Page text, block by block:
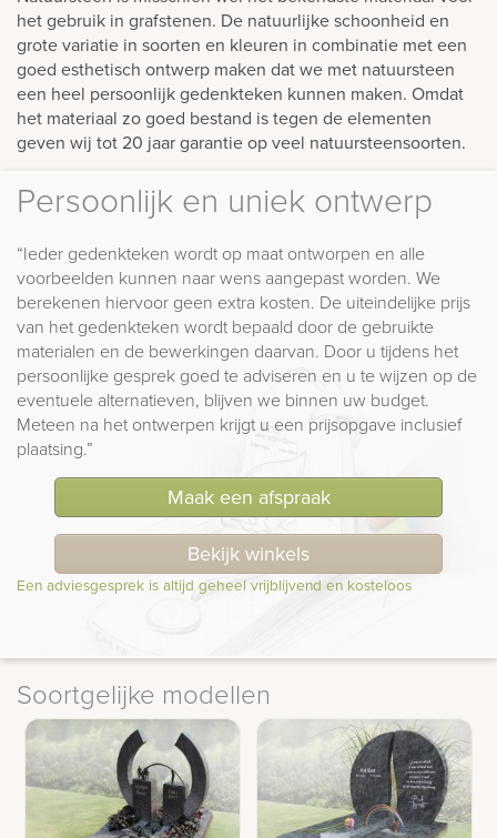
het gebruik in grafstenen. De natuurlijke schoonheid en
grote variatie in soorten en kleuren in combinatie met een
goed esthetisch ontwerp maken dat we met natuursteen
een heel persoonlijk gedenkteken kunnen maken. Omdat
het materiaal zo goed bestand is tegen de elementen
geven wij tot 20 jaar garantie op veel natuursteensoorten.
Persoonlijk en uniek ontwerp
“Ieder gedenkteken wordt op maat ontworpen en alle
voorbeelden kunnen naar wens aangepast worden. We
berekenen hiervoor geen extra kosten. De uiteindelijke prijs
van het gedenkteken wordt bepaald door de gebruikte
materialen en de bewerkingen daarvan. Door u tijdens het
persoonlijke gesprek goed te adviseren en u te wijzen op de
eventuele alternatieven, blijven we binnen uw budget.
Meteen na het ontwerpen krijgt u een prijsopgave inclusief
plaatsing.”
Maak een afspraak
Bekijk winkels
Een adviesgesprek is altijd geheel vrijblijvend en kosteloos
Soortgelijke modellen